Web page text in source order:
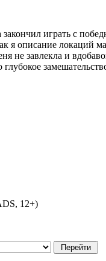
играть с
я описание локаций
не завлекла и
12+)